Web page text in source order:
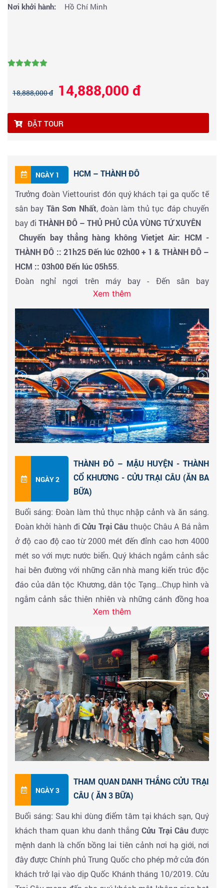
Nơi khởi hành:
Hồ Chí Minh
18,888,000 đ 14,888,000 đ
ĐẶT TOUR
NGÀY 1
HCM – THÀNH ĐÔ
Trưởng đoàn Viettourist đón quý khách tại ga quốc tế
sân bay Tân Sơn Nhất, đoàn làm thủ tục đáp chuyến
bay đi THÀNH ĐÔ – THỦ PHỦ CỦA VÙNG TỨ XUYÊN
Chuyến bay thẳng hàng không Vietjet Air: HCM -
THÀNH ĐÔ :: 21h25 Đến lúc 02h00 + 1 & THÀNH ĐÔ –
HCM :: 03h00 Đến lúc 05h55.
Đoàn nghỉ ngơi trên máy bay - Đến sân bay
Thành Đô đoàn làm thủ tục nhập cảnh, ăn nhẹ tại sân
bay
Xem thêm
NGÀY 2
THÀNH ĐÔ – MẬU HUYỆN - THÀNH
CỔ KHƯƠNG - CỬU TRẠI CÂU (ĂN BA
BỮA)
Buổi sáng: Đoàn làm thủ thục nhập cảnh và ăn sáng.
Đoàn khởi hành điCửu Trại Câu thuộc Châu A Bá nằm
ở độ cao độ cao từ 2000 mét đến đỉnh cao hơn 4000
mét so với mực nước biển. Quý khách ngắm cảnh sắc
hai bên đường với những căn nhà mang kiến trúc độc
đáo của dân tộc Khương, dân tộc Tạng...Chụp hình và
ngắm cảnh sắc thiên nhiên và những cánh đồng hoa
theo mùa trên đường đi. Vào mùa trái cây, Qúy khách
thỏa sức vào vườn hái trái - mua trái cây tươi ngon ...
Đoàn ghé tham quanThành Cổ Khươngnằm tại thị
trấn Phượng Nghĩa, huyện Mậu, châu tự trị dân tộc
Khương Aba, tỉnh Tứ Xuyên, Trung Quốc. Thành cổ
Khương đã bị tổn hại nghiêm trọng sau trận động đất
Vấn Xuyên năm 2008. Để khôi phục là nguyên dạng
ban đầu của thành cổ cũng như bảo tồn văn hóa dân
tộc thiểu số, văn hóa dân tộc Khương, nhà nước Trung
Quốc đã đầu tư một lượng tiền lớn để tái thiết. Vào
tháng 11/2017, nó được công nhận là danh thắng du
lịch cấp 4A quốc gia Trung Quốc.
Đến
Cửu Trại Câu- ăn tối tại nhà hàng & Nhận phòng
khách sạn nghỉ ngơiHoặc đăng kí Tour xem chương
trình biểu diễn ca múa Tạng Khương (Chi phí tự túc)
do chính những nghệ sỹ bản địa trình diễnđể hiểu
thêm về văn hóa cũng như lịch sử của vùng đất Tạng.
Xem thêm
NGÀY 3
THAM QUAN DANH THẮNG CỬU TRẠI
CÂU ( ĂN 3 BỮA)
Buổi sáng: Sau khi dùng điểm tâm tại khách sạn, Quý
khách tham quan khu danh thắngCửu Trại Câuđược
mệnh danh là chốn bồng lai tiên cảnh nơi hạ giới, nơi
đây được Chính phủ Trung Quốc cho phép mở cửa đón
khách trở lại vào dịp Quốc Khánh tháng 10/2019. Cửu